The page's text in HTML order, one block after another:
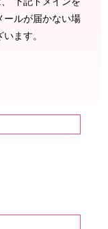
ールが届かない場
ます。